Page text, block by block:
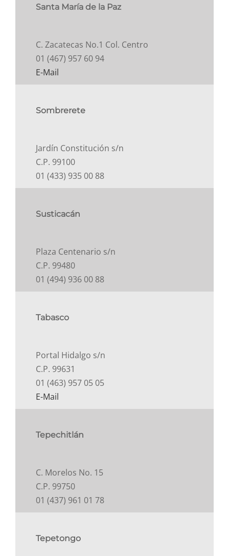
Santa María de la Paz
C. Zacatecas No.1 Col. Centro
01 (467) 957 60 94
E-Mail
Sombrerete
Jardín Constitución s/n
C.P. 99100
01 (433) 935 00 88
Susticacán
Plaza Centenario s/n
C.P. 99480
01 (494) 936 00 88
Tabasco
Portal Hidalgo s/n
C.P. 99631
01 (463) 957 05 05
E-Mail
Tepechitlán
C. Morelos No. 15
C.P. 99750
01 (437) 961 01 78
Tepetongo